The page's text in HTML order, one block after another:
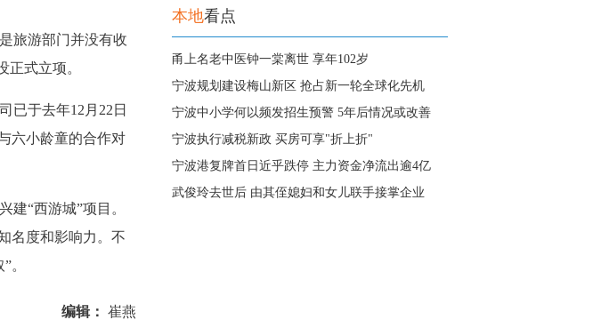
旅游部门并没有收
正式立项。
已于去年12月22日
六小龄童的合作对
“西游城”项目。
名度和影响力。不
。
编辑： 崔燕
本地看点
甬上名老中医钟一棠离世 享年102岁
宁波规划建设梅山新区 抢占新一轮全球化先机
宁波中小学何以频发招生预警 5年后情况或改善
宁波执行减税新政 买房可享"折上折"
宁波港复牌首日近乎跌停 主力资金净流出逾4亿
武俊玲去世后 由其侄媳妇和女儿联手接掌企业